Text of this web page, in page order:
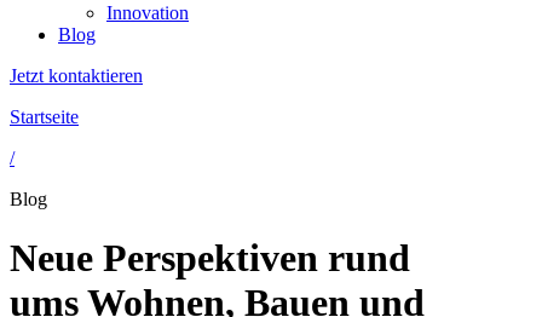
Innovation
Blog
Jetzt kontaktieren
Startseite
/
Blog
Neue Perspektiven rund
ums Wohnen, Bauen und